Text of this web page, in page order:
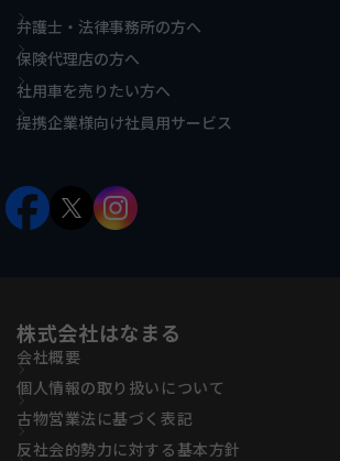
弁護士・法律事務所の方へ
保険代理店の方へ
社用車を売りたい方へ
提携企業様向け社員用サービス
株式会社はなまる
会社概要
個人情報の取り扱いについて
古物営業法に基づく表記
反社会的勢力に対する基本方針